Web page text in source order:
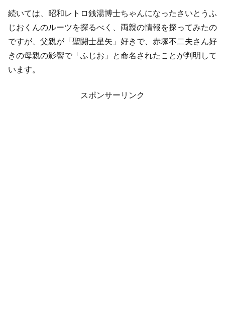
続いては、昭和レトロ銭湯博士ちゃんになったさいとうふ
じおくんのルーツを探るべく、両親の情報を探ってみたの
ですが、父親が「聖闘士星矢」好きで、赤塚不二夫さん好
きの母親の影響で「ふじお」と命名されたことが判明して
います。
スポンサーリンク